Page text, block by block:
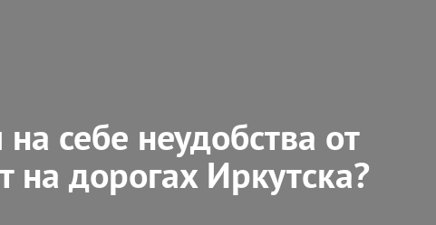
себе неудобства от
на дорогах Иркутска?